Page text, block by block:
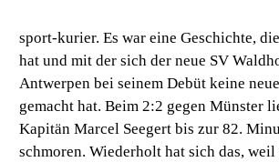
sport-kurier. Es war eine Geschichte,
hat und mit der sich der neue SV
Antwerpen bei seinem Debüt keine
gemacht hat. Beim 2:2 gegen Münster
Kapitän Marcel Seegert bis zur 82.
schmoren. Wiederholt hat sich das,